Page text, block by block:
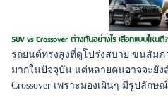
SUV vs Crossover ต่างกันอย่างไร เลือกแบบไหนดี?
รถยนต์ทรงสูงที่ดูโปร่งสบาย ขนสัมภ
มากในปัจจุบัน แต่หลายคนอาจจะยัง
Crossover เพราะมองเผินๆ มีรูปลัก